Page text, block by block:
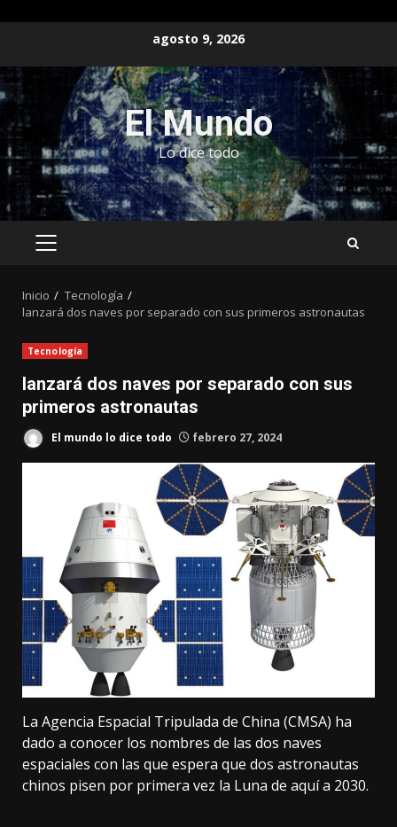
contenido
agosto 9, 2026
El Mundo
Lo dice todo
MENÚ
Inicio
Tecnología
lanzará dos naves por separado con sus primeros astronautas
Tecnología
lanzará dos naves por separado con sus
primeros astronautas
El mundo lo dice todo febrero 27, 2024
La Agencia Espacial Tripulada de China (CMSA) ha
dado a conocer los nombres de las dos naves
espaciales con las que espera que dos astronautas
chinos pisen por primera vez la Luna de aquí a 2030.